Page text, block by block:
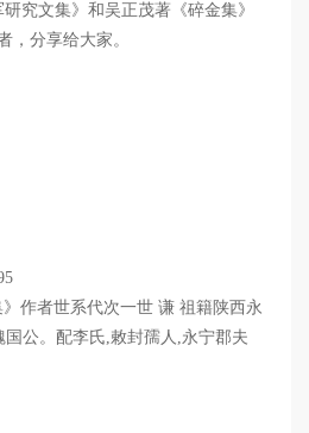
究文集》和吴正茂著《碎金集》
，分享给大家。
作者世系代次一世 谦 祖籍陕西永
公。配李氏,敕封孺人,永宁郡夫